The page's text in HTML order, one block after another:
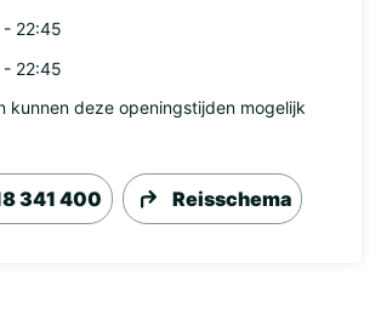
22:45
22:45
kunnen deze openingstijden mogelijk
341 400 Reisschema